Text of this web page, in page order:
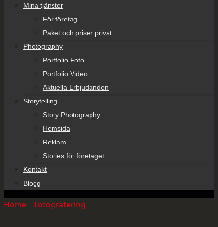
Mina tjänster
För företag
Paket och priser privat
Photography
Portfolio Foto
Portfolio Video
Aktuella Erbjudanden
Storytelling
Story Photography
Hemsida
Reklam
Stories för företaget
Kontakt
Blogg
Home Fotografering